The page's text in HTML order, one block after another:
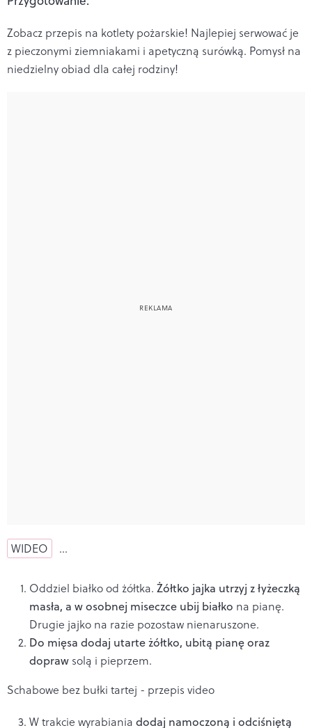
Zobacz przepis na kotlety pożarskie! Najlepiej serwować je
z pieczonymi ziemniakami i apetyczną surówką. Pomysł na
niedzielny obiad dla całej rodziny!
WIDEO …
Oddziel białko od żółtka. Żółtko jajka utrzyj z łyżeczką
masła, a w osobnej miseczce ubij białko na pianę.
Drugie jajko na razie pozostaw nienaruszone.
Do mięsa dodaj utarte żółtko, ubitą pianę oraz
dopraw solą i pieprzem.
Schabowe bez bułki tartej - przepis video
W trakcie wyrabiania dodaj namoczoną i odciśniętą